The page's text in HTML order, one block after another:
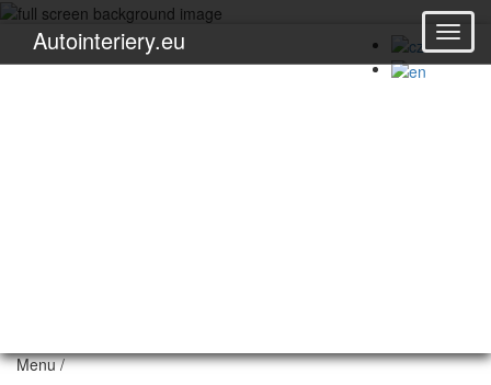
+(420) 608 983 030
jemamoto@email.cz
Autointeriery.eu
Menu /